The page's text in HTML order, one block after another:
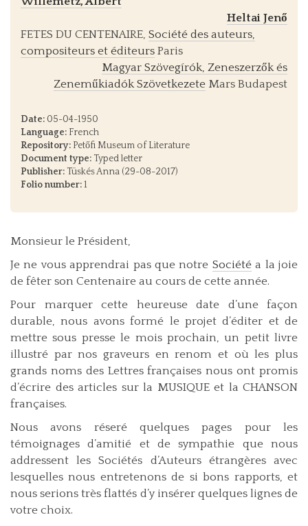
Heltai Jenő
FETES DU CENTENAIRE, Société des auteurs,
compositeurs et éditeurs Paris
Magyar Szövegírók, Zeneszerzők és
Zeneműkiadók Szövetkezete Mars Budapest
Date: 05-04-1950
Language: French
Repository: Petőfi Museum of Literature
Document type: Typed letter
Publisher: Tüskés Anna (29-08-2017)
Folio number:1
Monsieur le Président,
Je ne vous apprendrai pas que notre Sociétéa la joie
de fêter son Centenaire au cours de cette année.
Pour marquer cette heureuse date d’une façon
durable, nous avons formé le projet d’éditer et de
mettre sous presse le mois prochain, un petit livre
illustré par nos graveurs en renom et où les plus
grands noms des Lettres françaises nous ont promis
d’écrire des articles sur la MUSIQUE et la CHANSON
françaises.
Nous avons réseré quelques pages pour les
témoignages d’amitié et de sympathie que nous
addressent les Sociétés d’Auteurs étrangères avec
lesquelles nous entretenons de si bons rapports, et
nous serions très flattés d’y insérer quelques lignes de
votre choix.